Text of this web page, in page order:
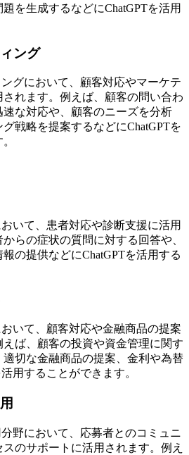
を生成するなどにChatGPTを活用
ング
グにおいて、顧客対応やマーケテ
れます。例えば、顧客の問い合わ
な対応や、顧客のニーズを分析
戦略を提案するなどにChatGPTを
いて、患者対応や診断支援に活用
らの症状の質問に対する回答や、
の提供などにChatGPTを活用する
いて、顧客対応や金融商品の提案
ば、顧客の投資や資金管理に関す
切な金融商品の提案、金利や為替
用することができます。
野において、応募者とのコミュニ
のサポートに活用されます。例え